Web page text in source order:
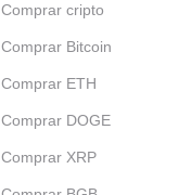
Comprar cripto
Comprar Bitcoin
Comprar ETH
Comprar DOGE
Comprar XRP